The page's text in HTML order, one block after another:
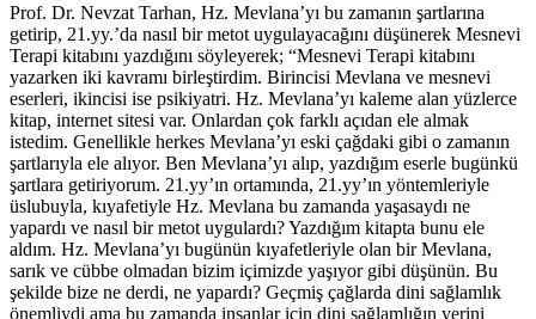
Prof. Dr. Nevzat Tarhan, Hz. Mevlana’yı bu zamanın şartlarına
getirip, 21.yy.’da nasıl bir metot uygulayacağını düşünerek Mesnevi
Terapi kitabını yazdığını söyleyerek; “Mesnevi Terapi kitabını
yazarken iki kavramı birleştirdim. Birincisi Mevlana ve mesnevi
eserleri, ikincisi ise psikiyatri. Hz. Mevlana’yı kaleme alan yüzlerce
kitap, internet sitesi var. Onlardan çok farklı açıdan ele almak
istedim. Genellikle herkes Mevlana’yı eski çağdaki gibi o zamanın
şartlarıyla ele alıyor. Ben Mevlana’yı alıp, yazdığım eserle bugünkü
şartlara getiriyorum. 21.yy’ın ortamında, 21.yy’ın yöntemleriyle
üslubuyla, kıyafetiyle Hz. Mevlana bu zamanda yaşasaydı ne
yapardı ve nasıl bir metot uygulardı? Yazdığım kitapta bunu ele
aldım. Hz. Mevlana’yı bugünün kıyafetleriyle olan bir Mevlana,
sarık ve cübbe olmadan bizim içimizde yaşıyor gibi düşünün. Bu
şekilde bize ne derdi, ne yapardı? Geçmiş çağlarda dini sağlamlık
önemliydi ama bu zamanda insanlar için dini sağlamlığın yerini